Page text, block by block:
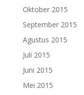
Oktober 2015
September 2015
Agustus 2015
Juli 2015
Juni 2015
Mei 2015